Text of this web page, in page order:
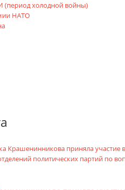
холодной войны)
НАТО